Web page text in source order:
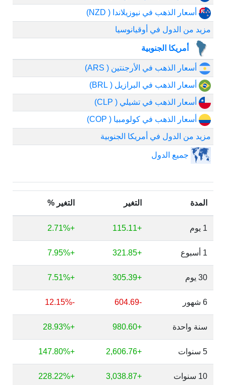
أسعار الذهب في نيوزيلاندا ( NZD)
مزيد من الدول في أوقيانوسيا
أمريكا الجنوبية
أسعار الذهب في الأرجنتين ( ARS)
أسعار الذهب في البرازيل ( BRL)
أسعار الذهب في تشيلي ( CLP)
أسعار الذهب في كولومبيا ( COP)
مزيد من الدول في أمريكا الجنوبية
جميع الدول
المدة التغير التغير %
1 يوم +115.11
+2.71%
1 أسبوع +321.85
+7.95%
30 يوم +305.39
+7.51%
6 شهور -604.69
-12.15%
سنة واحدة +980.60
+28.93%
5 سنوات +2,606.76
+147.80%
10 سنوات +3,038.87
+228.22%